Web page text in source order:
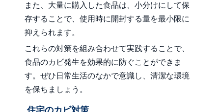
また、大量に購入した食品は、小分けにして保
存することで、使用時に開封する量を最小限に
抑えられます。
これらの対策を組み合わせて実践することで、
食品のカビ発生を効果的に防ぐことができま
す。ぜひ日常生活のなかで意識し、清潔な環境
を保ちましょう。
住宅のカビ対策